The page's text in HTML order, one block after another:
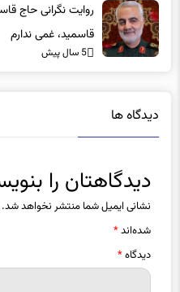
قاسمید، غمی ندارم
نشانی ایمیل شما منتشر نخواهد شد.
شده‌اند*
دیدگاه*